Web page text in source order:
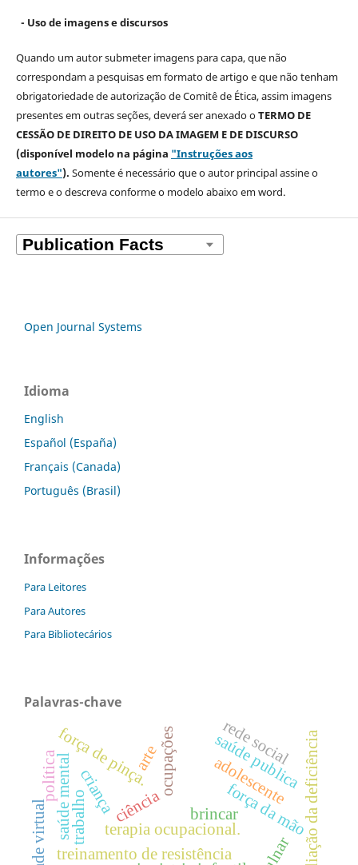
- Uso de imagens e discursos
Quando um autor submeter imagens para capa, que não
correspondam a pesquisas em formato de artigo e que não tenham
obrigatoriedade de autorização de Comitê de Ética, assim imagens
presentes em outras seções, deverá ser anexado oTERMO DE
CESSÃO DE DIREITO DE USO DA IMAGEM E DE DISCURSO
(disponível modelo na página "Instruções aos
autores"). Somente é necessário que o autor principal assine o
termo e o descrevaconforme o modelo abaixo em word.
Open Journal Systems
Idioma
English
Español (España)
Français (Canada)
Português (Brasil)
Informações
Para Leitores
Para Autores
Para Bibliotecários
Palavras-chave
ciência
ocupações
terapia ocupacional.
treinamento de resistência
força da mão
força de pinça. adolescente
criança
saúde mental saúde publica
trabalho avaliação da deficiência
política
brincar
arte rede social